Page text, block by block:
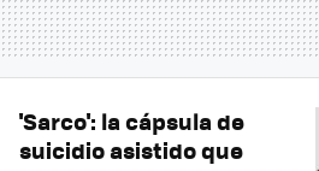
'Sarco': la cápsula de
suicidio asistido que